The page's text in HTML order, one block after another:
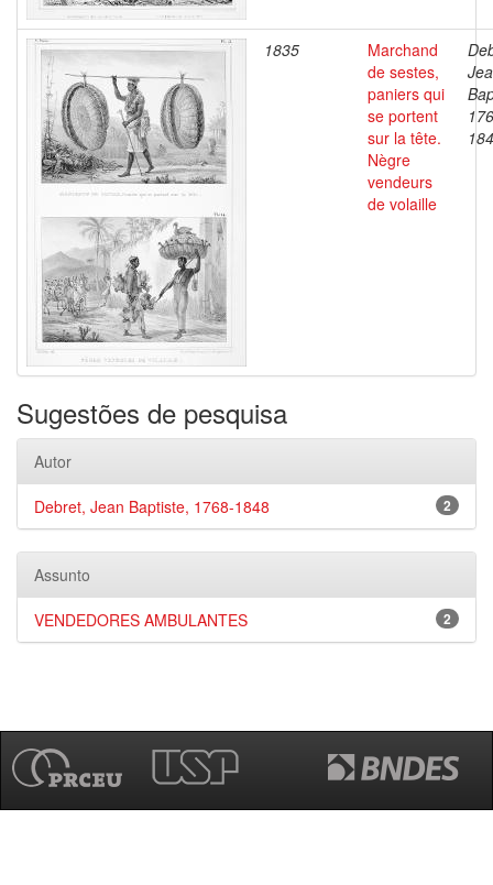
1835
Marchand
de sestes,
paniers qui
se portent
sur la tête.
Nègre
vendeurs
de volaille
Sugestões de pesquisa
Autor
2
Debret, Jean Baptiste, 1768-1848
Assunto
2
VENDEDORES AMBULANTES